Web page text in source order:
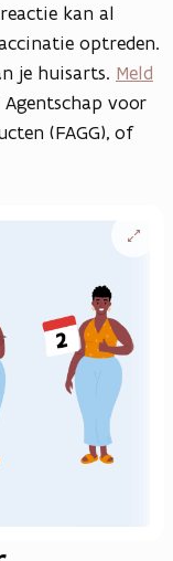
kan al
optreden.
je huisarts. Meld
voor
(FAGG), of
vergrote